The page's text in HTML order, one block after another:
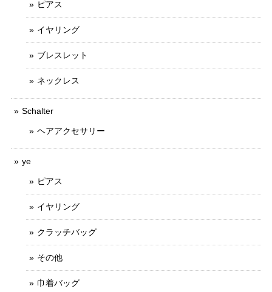
ピアス
イヤリング
ブレスレット
ネックレス
Schalter
ヘアアクセサリー
ye
ピアス
イヤリング
クラッチバッグ
その他
巾着バッグ